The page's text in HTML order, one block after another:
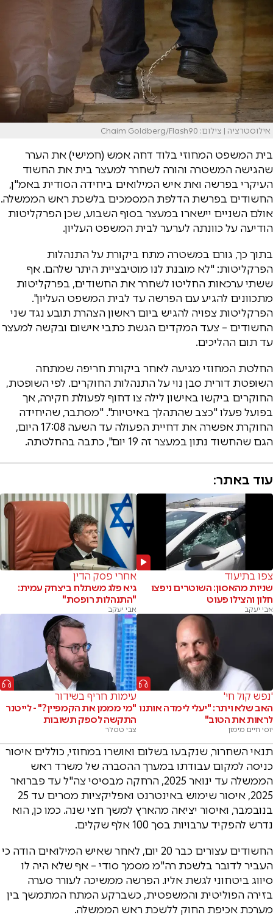
אילוסטרציה | צילום: Chaim Goldberg/Flash90
בית המשפט המחוזי בלוד דחה אמש (חמישי) את הערר
שהגישה המשטרה והורה לשחרר למעצר בית את החשוד
העיקרי בפרשה ואת איש המילואים ביחידה הסודית באמ"ן,
החשודים בפרשת הדלפת המסמכים בלשכת ראש הממשלה.
אולם השניים יישארו במעצר בסוף השבוע, שכן הפרקליטות
הודיעה על כוונתה לערער לבית המשפט העליון.
בתוך כך, גורם במשטרה מתח ביקורת על התנהלות
הפרקליטות: "לא מובנת לנו מוטיבציית היתר שלהם. אף
ששתי ערכאות החליטו לשחרר את החשודים, בפרקליטות
מתכוונים להגיע עם הפרשה עד לבית המשפט העליון".
הפרקליטות צפויה להגיש ביום ראשון הצהרת תובע נגד שני
החשודים – צעד המקדים הגשת כתבי אישום ובקשה למעצר
עד תום ההליכים.
החלטת המחוזי מגיעה לאחר ביקורת חריפה שמתחה
השופטת דורית סבן נוי על התנהלות החוקרים. לפי השופטת,
החוקרים ביקשו באישון לילה צו דחוף לפעולת חקירה, אך
בפועל פעלו "כצב שהתהלך באיטיות". "מסתבר, שהיחידה
החוקרת אפשרה את דחיית הפעולה עד השעה 17:08 היום,
הגם שהחשוד נתון במעצר זה 19 יום", כתבה בהחלטתה.
עוד באתר:
צפו בתיעוד
שניות מהאסון: השוטרים ניפצו
חלון והצילו פעוט
אבי יעקב
אחרי פסק הדין
גיא פלג משתלח ביצחק עמית:
"התנהלות רופסת"
אבי יעקב
'נפש קול חי'
האב שלא ויתר: "יעלי לימדה אותנו
לראות את הטוב"
יוסי חיים מימון
עימות חריף בשידור
"מי מממן את הקמפיין?" - לייטנר
התקשה לספק תשובות
צבי טסלר
תנאי השחרור, שנקבעו בשלום ואושרו במחוזי, כוללים איסור
כניסה למקום עבודתו במערך ההסברה של משרד ראש
הממשלה עד ינואר 2025, הרחקה מבסיסי צה"ל עד פברואר
2025, איסור שימוש באינטרנט ואפליקציות מסרים עד 25
בנובמבר, ואיסור יציאה מהארץ למשך חצי שנה. כמו כן, הוא
נדרש להפקיד ערבויות בסך 100 אלף שקלים.
החשודים עצורים כבר 20 יום, לאחר שאיש המילואים הודה כי
העביר לדובר בלשכת רה"מ מסמך סודי – אף שלא היה לו
סיווג ביטחוני לגשת אליו. הפרשה ממשיכה לעורר סערה
בזירה הפוליטית והמשפטית, כשברקע המתח המתמשך בין
מערכת אכיפת החוק ללשכת ראש הממשלה.